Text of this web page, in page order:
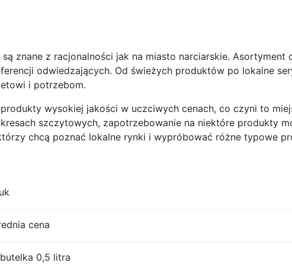
są znane z racjonalności jak na miasto narciarskie.
odwiedzających. Od świeżych produktów po lokalne
i potrzebom.
wysokiej jakości w uczciwych cenach, co czyni to
szczytowych, zapotrzebowanie na niektóre produkty
chcą poznać lokalne rynki i wypróbować różne typowe
cena
0,5 litra